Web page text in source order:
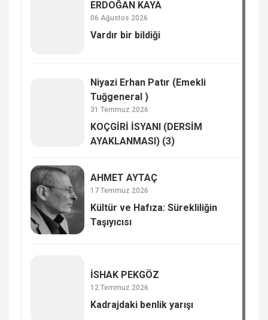
ERDOĞAN KAYA
06 Ağustos 2026
Vardır bir bildiği
Niyazi Erhan Patır (Emekli
Tuğgeneral )
31 Temmuz 2026
KOÇGİRİ İSYANI (DERSİM
AYAKLANMASI) (3)
AHMET AYTAÇ
17 Temmuz 2026
Kültür ve Hafıza: Sürekliliğin
Taşıyıcısı
İSHAK PEKGÖZ
12 Temmuz 2026
Kadrajdaki benlik yarışı